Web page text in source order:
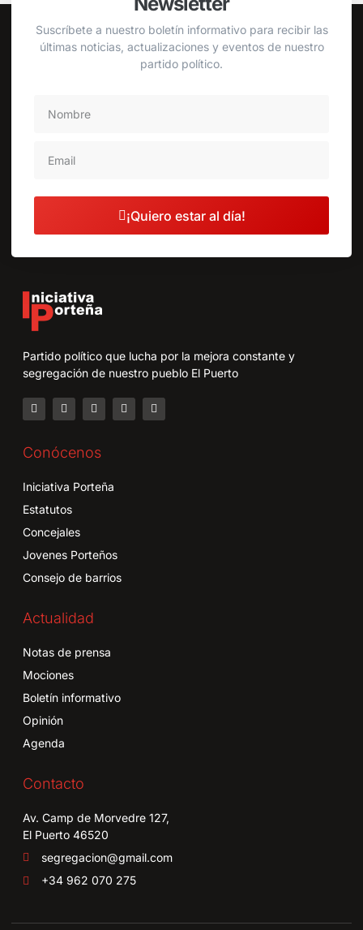
Suscríbete a nuestro boletín informativo para recibir las
últimas noticias, actualizaciones y eventos de nuestro
partido político.
¡Quiero estar al día!
Partido político que lucha por la mejora constante y
segregación de nuestro pueblo El Puerto
Conócenos
Iniciativa Porteña
Estatutos
Concejales
Jovenes Porteños
Consejo de barrios
Actualidad
Notas de prensa
Mociones
Boletín informativo
Opinión
Agenda
Contacto
Av. Camp de Morvedre 127,
El Puerto 46520
segregacion@gmail.com
+34 962 070 275